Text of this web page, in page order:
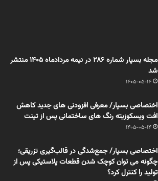
مجله بسپار شماره 286 در نیمه مردادماه 1405 منتشر
شد
1405-05-14
اختصاصی بسپار/ معرفی افزودنی های جدید کاهش
افت ویسکوزیته رنگ های ساختمانی پس از تینت
1405-05-14
اختصاصی بسپار/ جمع‌شدگی در قالب‌گیری تزریقی؛
چگونه می توان کوچک شدن قطعات پلاستیکی پس از
تولید را کنترل کرد؟